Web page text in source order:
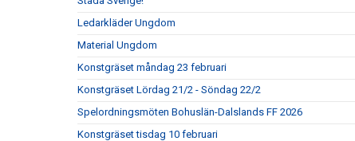
Ledarkläder Ungdom
Material Ungdom
Konstgräset måndag 23 februari
Konstgräset Lördag 21/2 - Söndag 22/2
Spelordningsmöten Bohuslän-Dalslands FF 2026
Konstgräset tisdag 10 februari